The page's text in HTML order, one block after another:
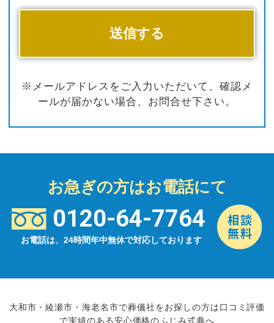
※メールアドレスをご入力いただいて、確認メ
ールが届かない場合、お問合せ下さい。
お急ぎの方はお電話にて
0120-64-7764
お電話は、24時間年中無休で対応しております
大和市・綾瀬市・海老名市で葬儀社をお探しの方は口コミ評価
で実績のある安心価格のふじみ式典へ